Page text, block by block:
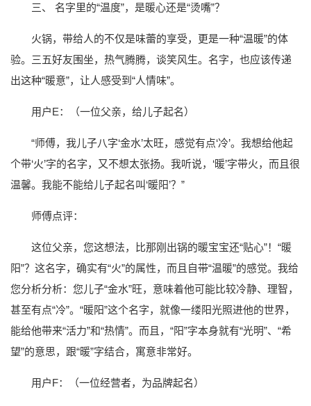
三、 名字里的“温度”，是暖心还是“烫嘴”？
火锅，带给人的不仅是味蕾的享受，更是一种“温暖”的体
验。三五好友围坐，热气腾腾，谈笑风生。名字，也应该传递
出这种“暖意”，让人感受到“人情味”。
用户E：（一位父亲，给儿子起名）
“师傅，我儿子八字‘金水’太旺，感觉有点‘冷’。我想给他起
个带‘火’字的名字，又不想太张扬。我听说，‘暖’字带火，而且很
温馨。我能不能给儿子起名叫‘暖阳’？”
师傅点评：
这位父亲，您这想法，比那刚出锅的暖宝宝还“贴心”！“暖
阳”？这名字，确实有“火”的属性，而且自带“温暖”的感觉。我给
您分析分析：您儿子“金水”旺，意味着他可能比较冷静、理智，
甚至有点“冷”。“暖阳”这个名字，就像一缕阳光照进他的世界，
能给他带来“活力”和“热情”。而且，“阳”字本身就有“光明”、“希
望”的意思，跟“暖”字结合，寓意非常好。
用户F：（一位经营者，为品牌起名）